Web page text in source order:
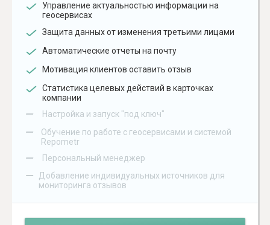
Управление актуальностью информации на
геосервисах
Защита данных от изменения третьими лицами
Автоматические отчеты на почту
Мотивация клиентов оставить отзыв
Статистика целевых действий в карточках
компании
– Настройка и запуск "под ключ"
–
Обучение по работе с геосервисами и системой
Repometr
– Персональный менеджер
–
Добавление индивидуальных источников для
мониторинга отзывов